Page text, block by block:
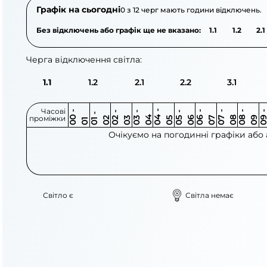
Графік на сьогодні0 з 12 черг мають години відключень.
Без відключень або графік ще не вказано: 1.1 1.2 2.1
Черга відключення світла:
1.1 1.2 2.1 2.2 3.1
Часові
проміжки 0
0
-
0 1 0
1
-
0 2 0 2
-
0 3 0 3
-
0 4 0 4
-
0 5 0 5
-
0 6 0 6
-
0 7 0 7
-
0 8 0 8
-
0 9 0
9
-
1
Очікуємо на погодинні графіки
Світло є Світла немає